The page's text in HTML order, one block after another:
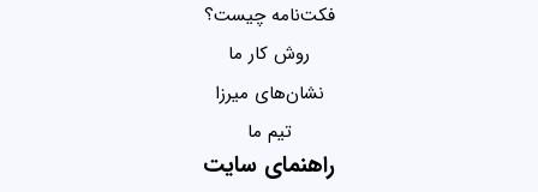
فکت‌نامه چیست؟
روش کار ما
نشان‌های میرزا
تیم ما
راهنمای سایت